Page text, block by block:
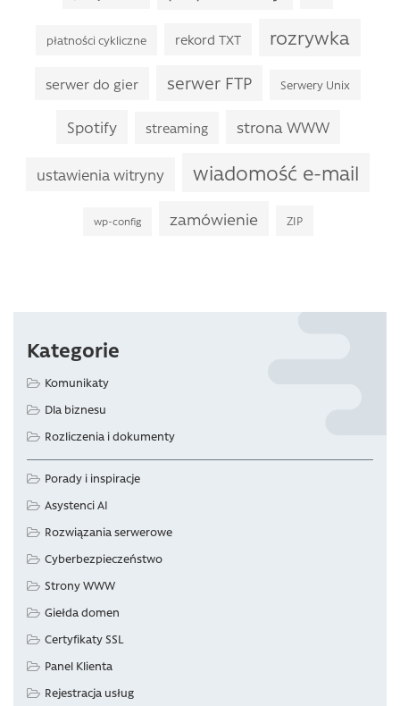
Kategorie
Komunikaty
Dla biznesu
Rozliczenia i dokumenty
Porady i inspiracje
Asystenci AI
Rozwiązania serwerowe
Cyberbezpieczeństwo
Strony WWW
Giełda domen
Certyfikaty SSL
Panel Klienta
Rejestracja usług
płatności cykliczne rekord TXT rozrywka
serwer do gier serwer FTP Serwery Unix
Spotify streaming strona WWW
ustawienia witryny wiadomość e-mail
wp-config zamówienie ZIP